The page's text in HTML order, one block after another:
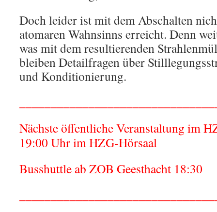
Doch leider ist mit dem Abschalten
atomaren Wahnsinns erreicht. Denn
was mit dem resultierenden
bleiben Detailfragen über
und Konditionierung.
Nächste öffentliche Veranstaltung im
19:00 Uhr im HZG-Hörsaal
Busshuttle ab ZOB Geesthacht 18:30